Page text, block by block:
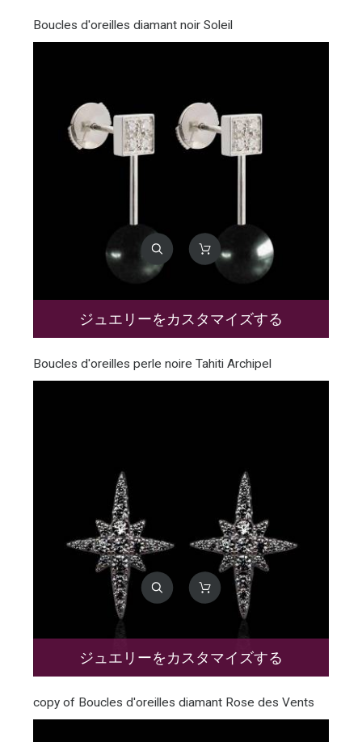
Boucles d'oreilles diamant noir Soleil
ジュエリーをカスタマイズする
Boucles d'oreilles perle noire Tahiti Archipel
ジュエリーをカスタマイズする
copy of Boucles d'oreilles diamant Rose des Vents